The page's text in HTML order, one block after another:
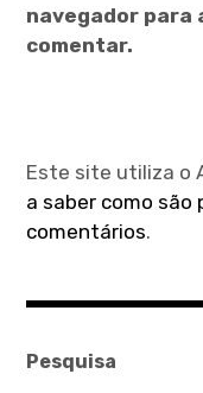
navegador para
comentar.
Este site utiliza o
a saber como são
comentários.
Pesquisa